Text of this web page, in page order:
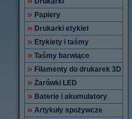
Papiery
Drukarki etykiet
Etykiety i taśmy
Taśmy barwiące
Filamenty do drukarek 3D
Żarówki LED
Baterie i akumulatory
Artykuły spożywcze